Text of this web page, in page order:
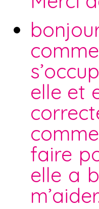
elle et
faire
elle a